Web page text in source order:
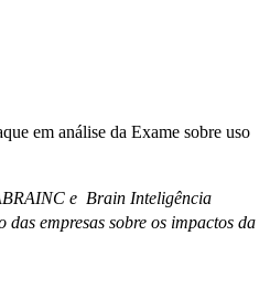
em análise da Exame sobre uso
e Brain Inteligência
empresas sobre os impactos da